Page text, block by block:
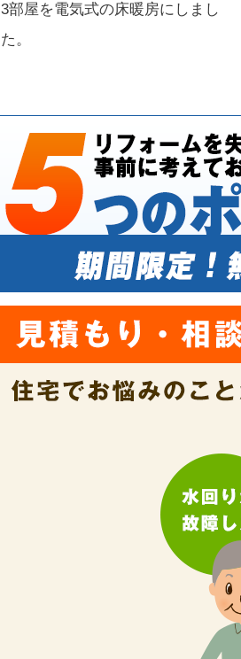
3部屋を電気式の床暖房にしまし
た。